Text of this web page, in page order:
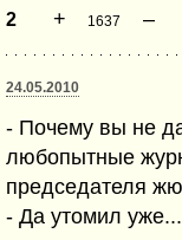
2 + 1637 –
24.05.2010
- Почему вы не
любопытные
председателя
- Да утомил уже...